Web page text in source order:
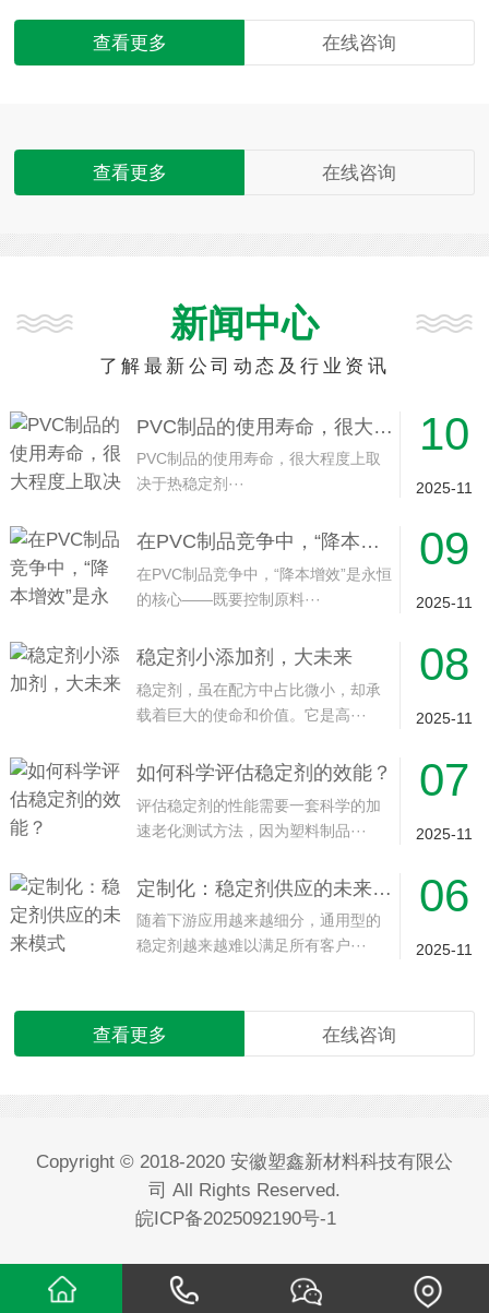
查看更多 在线咨询
查看更多 在线咨询
新闻中心
了解最新公司动态及行业资讯
PVC制品的使用寿命，很大程度上取决于热稳定剂的长效性
PVC制品的使用寿命，很大程度上取
决于热稳定剂···
10
2025-11
在PVC制品竞争中，“降本增效”是永恒的核心
在PVC制品竞争中，“降本增效”是永恒
的核心——既要控制原料···
09
2025-11
稳定剂小添加剂，大未来
稳定剂，虽在配方中占比微小，却承
载着巨大的使命和价值。它是高···
08
2025-11
如何科学评估稳定剂的效能？
评估稳定剂的性能需要一套科学的加
速老化测试方法，因为塑料制品···
07
2025-11
定制化：稳定剂供应的未来模式
随着下游应用越来越细分，通用型的
稳定剂越来越难以满足所有客户···
06
2025-11
查看更多 在线咨询
Copyright © 2018-2020 安徽塑鑫新材料科技有限公
司 All Rights Reserved.
皖ICP备2025092190号-1